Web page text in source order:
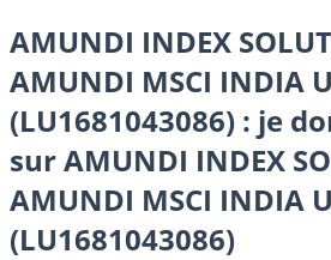
AMUNDI INDEX
AMUNDI MSCI INDIA
(LU1681043086) : je
surAMUNDI INDEX
AMUNDI MSCI INDIA
(LU1681043086)